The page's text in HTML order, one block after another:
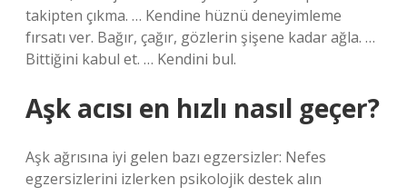
takipten çıkma. … Kendine hüznü deneyimleme
fırsatı ver. Bağır, çağır, gözlerin şişene kadar ağla. …
Bittiğini kabul et. … Kendini bul.
Aşk acısı en hızlı nasıl geçer?
Aşk ağrısına iyi gelen bazı egzersizler: Nefes
egzersizlerini izlerken psikolojik destek alın